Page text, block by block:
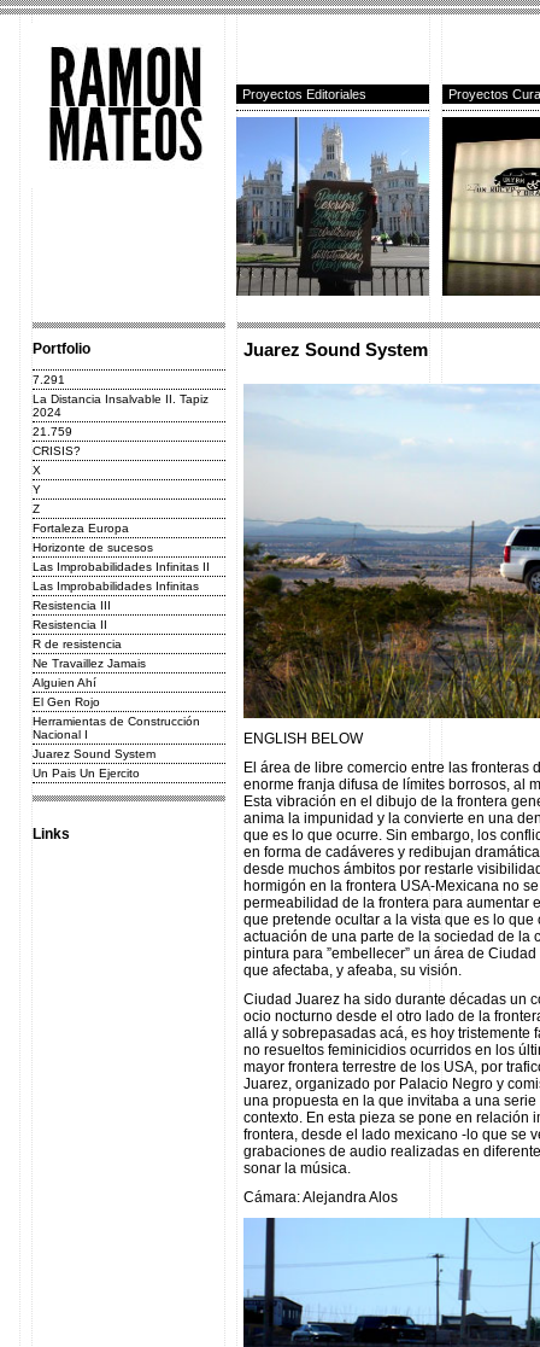
Proyectos Editoriales Proyectos
Portfolio
7.291
La Distancia Insalvable II. Tapiz
2024
21.759
CRISIS?
X
Y
Z
Fortaleza Europa
Horizonte de sucesos
Las Improbabilidades Infinitas II
Las Improbabilidades Infinitas
Resistencia III
Resistencia II
R de resistencia
Ne Travaillez Jamais
Alguien Ahí
El Gen Rojo
Herramientas de Construcción
Nacional I
Juarez Sound System
Un Pais Un Ejercito
Links
Juarez Sound System
ENGLISH BELOW
El área de libre comercio entre las fronteras
enorme franja difusa de límites borrosos, al
Esta vibración en el dibujo de la frontera
anima la impunidad y la convierte en una
que es lo que ocurre. Sin embargo, los
en forma de cadáveres y redibujan
desde muchos ámbitos por restarle
hormigón en la frontera USA-Mexicana no
permeabilidad de la frontera para aumentar
que pretende ocultar a la vista que es lo
actuación de una parte de la sociedad de la
pintura para ”embellecer” un área de
que afectaba, y afeaba, su visión.
Ciudad Juarez ha sido durante décadas un
ocio nocturno desde el otro lado de la
allá y sobrepasadas acá, es hoy
no resueltos feminicidios ocurridos en los
mayor frontera terrestre de los USA, por
Juarez, organizado por Palacio Negro y
una propuesta en la que invitaba a una
contexto. En esta pieza se pone en relación
frontera, desde el lado mexicano -lo que se
grabaciones de audio realizadas en
sonar la música.
Cámara: Alejandra Alos